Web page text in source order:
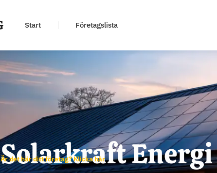
Start Företagslista
Solarkraft Energi
Är det här ditt företag? Klicka här